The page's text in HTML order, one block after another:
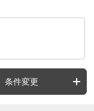
条件変更